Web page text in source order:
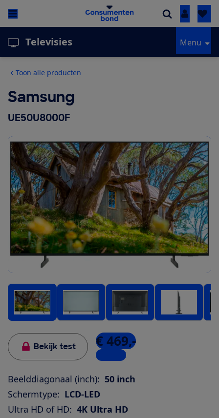
Inloggen
Televisies Menu
Toon alle producten
Samsung
UE50U8000F
Bekijk test € 469,-
1 winkel
Beelddiagonaal (inch): 50 inch
Schermtype: LCD-LED
Ultra HD of HD: 4K Ultra HD